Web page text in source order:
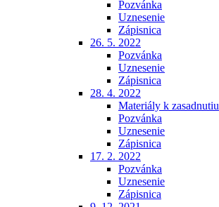
Pozvánka
Uznesenie
Zápisnica
26. 5. 2022
Pozvánka
Uznesenie
Zápisnica
28. 4. 2022
Materiály k zasadnutiu
Pozvánka
Uznesenie
Zápisnica
17. 2. 2022
Pozvánka
Uznesenie
Zápisnica